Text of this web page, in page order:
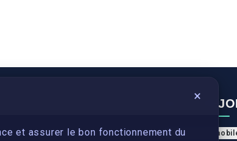
×
et assurer le bon fonctionnement du
IronSkill Academy
NOUS
Application